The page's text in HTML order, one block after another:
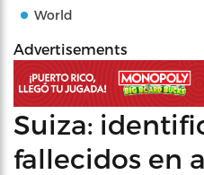
World
Advertisements
Suiza:
fallecidos en